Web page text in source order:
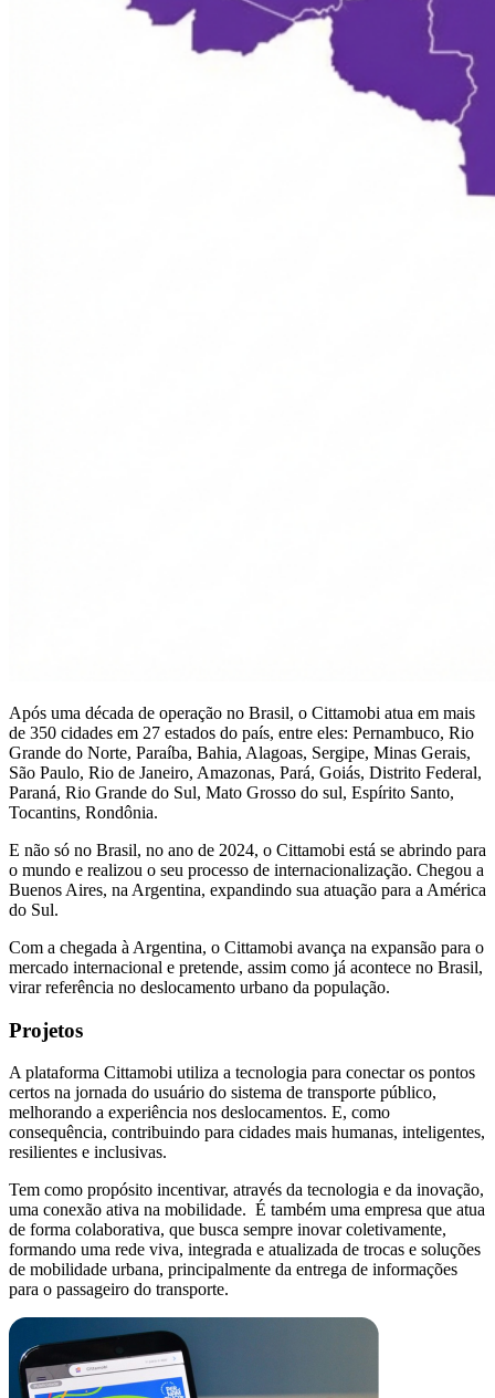
Após uma década de operação no Brasil, o Cittamobi atua em mais
de 350 cidades em 27 estados do país, entre eles: Pernambuco, Rio
Grande do Norte, Paraíba, Bahia, Alagoas, Sergipe, Minas Gerais,
São Paulo, Rio de Janeiro, Amazonas, Pará, Goiás, Distrito Federal,
Paraná, Rio Grande do Sul, Mato Grosso do sul, Espírito Santo,
Tocantins, Rondônia.
E não só no Brasil, no ano de 2024, o Cittamobi está se abrindo para
o mundo e realizou o seu processo de internacionalização. Chegou a
Buenos Aires, na Argentina, expandindo sua atuação para a América
do Sul.
Com a chegada à Argentina, o Cittamobi avança na expansão para o
mercado internacional e pretende, assim como já acontece no Brasil,
virar referência no deslocamento urbano da população.
Projetos
A plataforma Cittamobi utiliza a tecnologia para conectar os pontos
certos na jornada do usuário do sistema de transporte público,
melhorando a experiência nos deslocamentos. E, como
consequência, contribuindo para cidades mais humanas, inteligentes,
resilientes e inclusivas.
Tem como propósito incentivar, através da tecnologia e da inovação,
uma conexão ativa na mobilidade. É também uma empresa que atua
de forma colaborativa, que busca sempre inovar coletivamente,
formando uma rede viva, integrada e atualizada de trocas e soluções
de mobilidade urbana, principalmente da entrega de informações
para o passageiro do transporte.